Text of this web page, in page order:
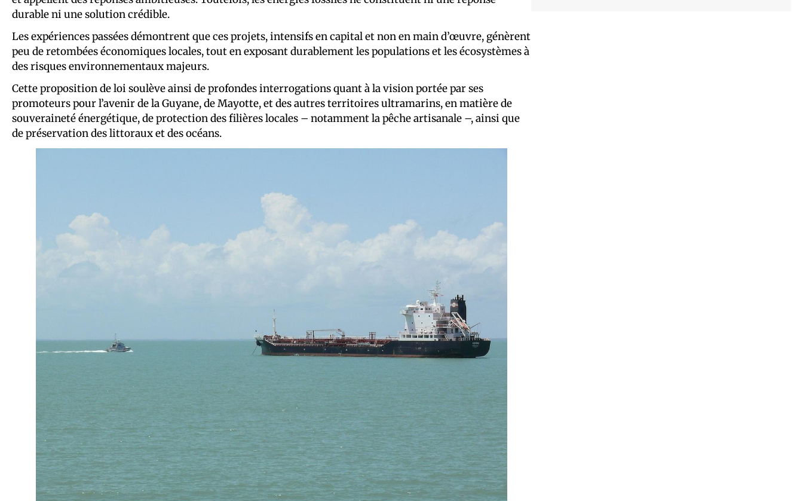
durable ni une solution crédible.
Les expériences passées démontrent que ces projets, intensifs en capital et non en main d’œuvre, génèrent
peu de retombées économiques locales, tout en exposant durablement les populations et les écosystèmes à
des risques environnementaux majeurs.
Cette proposition de loi soulève ainsi de profondes interrogations quant à la vision portée par ses
promoteurs pour l’avenir de la Guyane, de Mayotte, et des autres territoires ultramarins, en matière de
souveraineté énergétique, de protection des filières locales – notamment la pêche artisanale –, ainsi que
de préservation des littoraux et des océans.